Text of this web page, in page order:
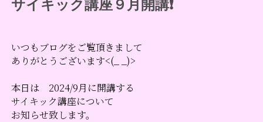
サイキック講座９月開講❗
いつもブログをご覧頂きまして
ありがとうございます<(_ _)>
本日は 2024/9月に開講する
サイキック講座について
お知らせ致します。